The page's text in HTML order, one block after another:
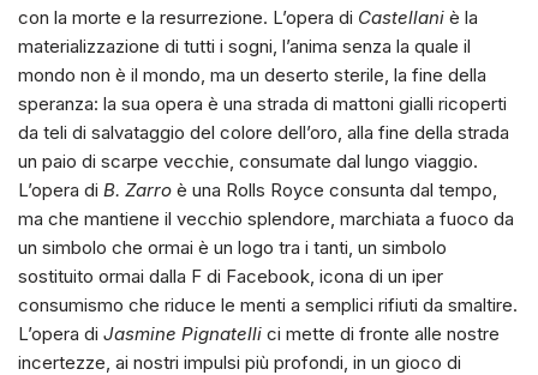
con la morte e la resurrezione. L’opera di Castellani è la
materializzazione di tutti i sogni, l’anima senza la quale il
mondo non è il mondo, ma un deserto sterile, la fine della
speranza: la sua opera è una strada di mattoni gialli ricoperti
da teli di salvataggio del colore dell’oro, alla fine della strada
un paio di scarpe vecchie, consumate dal lungo viaggio.
L’opera di B. Zarro è una Rolls Royce consunta dal tempo,
ma che mantiene il vecchio splendore, marchiata a fuoco da
un simbolo che ormai è un logo tra i tanti, un simbolo
sostituito ormai dalla F di Facebook, icona di un iper
consumismo che riduce le menti a semplici rifiuti da smaltire.
L’opera di Jasmine Pignatelli ci mette di fronte alle nostre
incertezze, ai nostri impulsi più profondi, in un gioco di